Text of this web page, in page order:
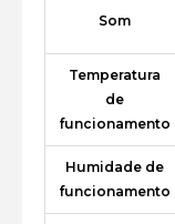
Som
Temperatura
de
funcionamento
Humidade de
funcionamento